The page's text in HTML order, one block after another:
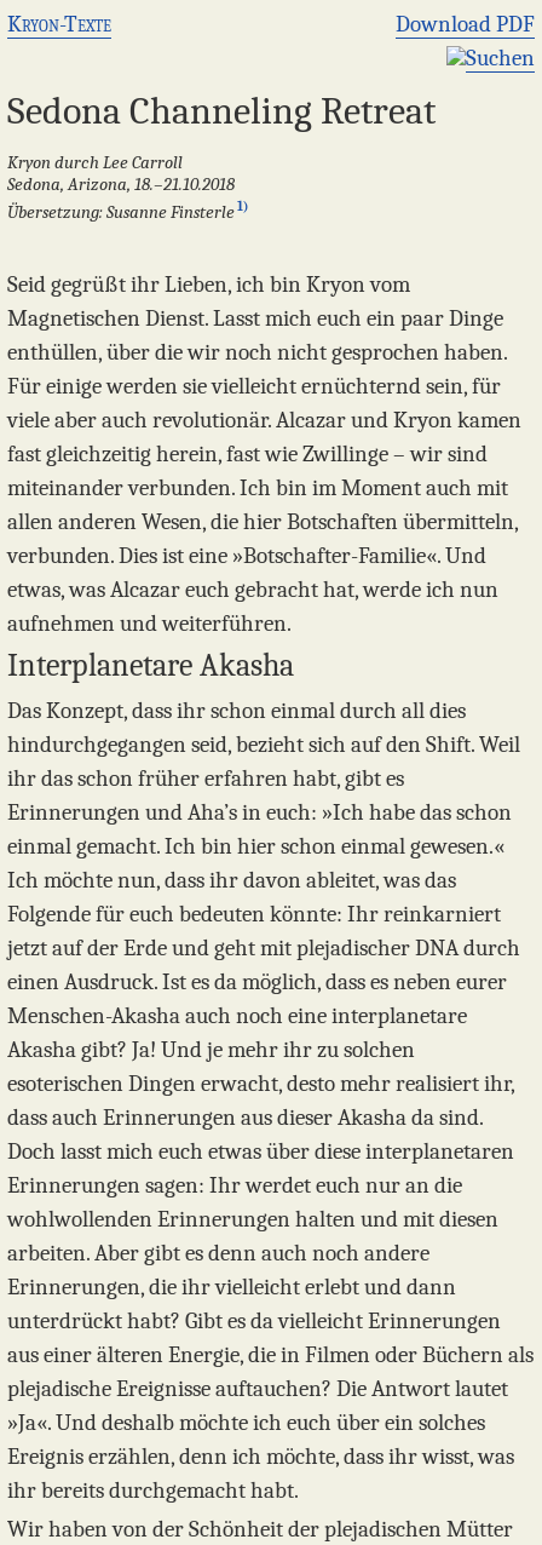
Kryon-Texte
Download PDF
Suchen
Sedona Channeling Retreat
Kryon durch Lee Carroll
Sedona, Arizona, 18.–21.10.2018
Übersetzung: Susanne Finsterle1)
Seid gegrüßt ihr Lieben, ich bin Kryon vom
Magnetischen Dienst. Lasst mich euch ein paar Dinge
enthüllen, über die wir noch nicht gesprochen haben.
Für einige werden sie vielleicht ernüchternd sein, für
viele aber auch revolutionär. Alcazar und Kryon kamen
fast gleichzeitig herein, fast wie Zwillinge – wir sind
miteinander verbunden. Ich bin im Moment auch mit
allen anderen Wesen, die hier Botschaften übermitteln,
verbunden. Dies ist eine »Botschafter-Familie«. Und
etwas, was Alcazar euch gebracht hat, werde ich nun
aufnehmen und weiterführen.
Interplanetare Akasha
Das Konzept, dass ihr schon einmal durch all dies
hindurchgegangen seid, bezieht sich auf den Shift. Weil
ihr das schon früher erfahren habt, gibt es
Erinnerungen und Aha’s in euch: »Ich habe das schon
einmal gemacht. Ich bin hier schon einmal gewesen.«
Ich möchte nun, dass ihr davon ableitet, was das
Folgende für euch bedeuten könnte: Ihr reinkarniert
jetzt auf der Erde und geht mit plejadischer DNA durch
einen Ausdruck. Ist es da möglich, dass es neben eurer
Menschen-Akasha auch noch eine interplanetare
Akasha gibt? Ja! Und je mehr ihr zu solchen
esoterischen Dingen erwacht, desto mehr realisiert ihr,
dass auch Erinnerungen aus dieser Akasha da sind.
Doch lasst mich euch etwas über diese interplanetaren
Erinnerungen sagen: Ihr werdet euch nur an die
wohlwollenden Erinnerungen halten und mit diesen
arbeiten. Aber gibt es denn auch noch andere
Erinnerungen, die ihr vielleicht erlebt und dann
unterdrückt habt? Gibt es da vielleicht Erinnerungen
aus einer älteren Energie, die in Filmen oder Büchern als
plejadische Ereignisse auftauchen? Die Antwort lautet
»Ja«. Und deshalb möchte ich euch über ein solches
Ereignis erzählen, denn ich möchte, dass ihr wisst, was
ihr bereits durchgemacht habt.
Wir haben von der Schönheit der plejadischen Mütter